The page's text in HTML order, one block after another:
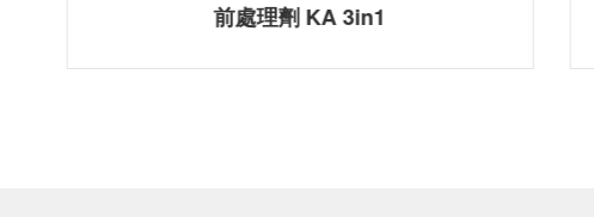
前處理劑 Soft KA